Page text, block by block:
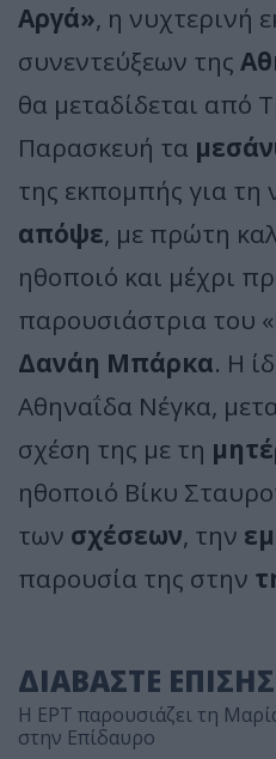
Αργά», η νυχτερινή
συνεντεύξεων της
θα μεταδίδεται από
Παρασκευή τα
της εκπομπής για τη
απόψε, με πρώτη
ηθοποιό και μέχρι
παρουσιάστρια του
Δανάη Μπάρκα. Η
Αθηναΐδα Νέγκα,
σχέση της με τη
ηθοποιό Βίκυ
των σχέσεων, την
παρουσία της στην
ΔΙΑΒΑΣΤΕ ΕΠΙΣΗΣ
Η ΕΡΤ παρουσιάζει τη
στην Επίδαυρο